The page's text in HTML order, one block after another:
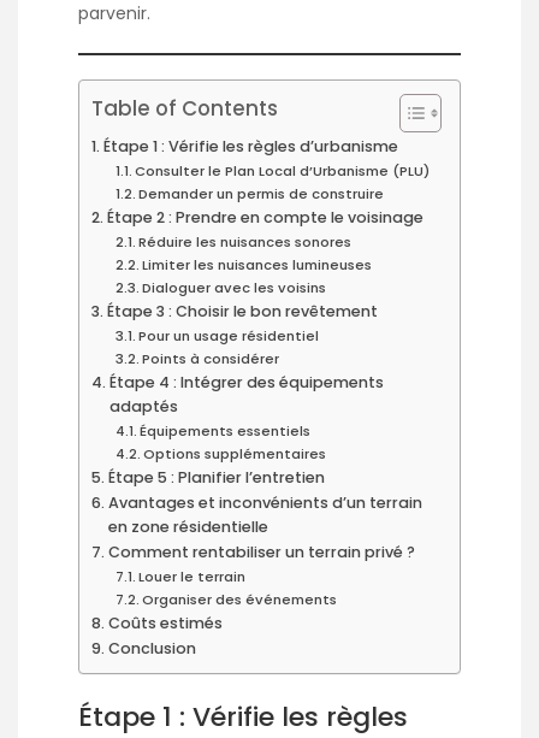
parvenir.
Table of Contents
Étape 1 : Vérifie les règles d’urbanisme
Consulter le Plan Local d’Urbanisme (PLU)
Demander un permis de construire
Étape 2 : Prendre en compte le voisinage
Réduire les nuisances sonores
Limiter les nuisances lumineuses
Dialoguer avec les voisins
Étape 3 : Choisir le bon revêtement
Pour un usage résidentiel
Points à considérer
Étape 4 : Intégrer des équipements
adaptés
Équipements essentiels
Options supplémentaires
Étape 5 : Planifier l’entretien
Avantages et inconvénients d’un terrain
en zone résidentielle
Comment rentabiliser un terrain privé ?
Louer le terrain
Organiser des événements
Coûts estimés
Conclusion
Étape 1 : Vérifie les règles